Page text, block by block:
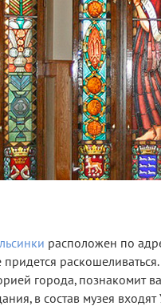
расположен по
придется
города, познакомит
в состав музея